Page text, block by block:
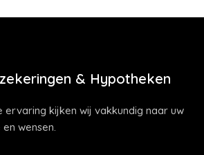
& Hypotheken
ervaring kijken wij vakkundig naar uw
wensen.